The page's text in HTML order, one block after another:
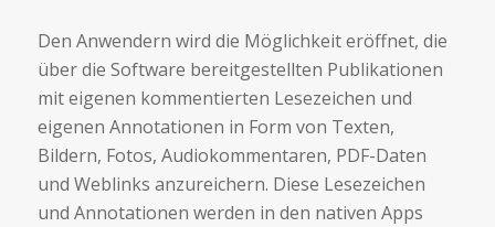
Den Anwendern wird die Möglichkeit eröffnet, die
über die Software bereitgestellten Publikationen
mit eigenen kommentierten Lesezeichen und
eigenen Annotationen in Form von Texten,
Bildern, Fotos, Audiokommentaren, PDF-Daten
und Weblinks anzureichern. Diese Lesezeichen
und Annotationen werden in den nativen Apps